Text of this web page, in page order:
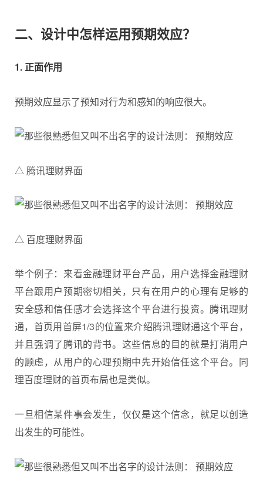
二、设计中怎样运用预期效应？
1. 正面作用
预期效应显示了预知对行为和感知的响应很大。
△ 腾讯理财界面
△ 百度理财界面
举个例子：来看金融理财平台产品，用户选择金融理财
平台跟用户预期密切相关，只有在用户的心理有足够的
安全感和信任感才会选择这个平台进行投资。腾讯理财
通，首页用首屏1/3的位置来介绍腾讯理财通这个平台，
并且强调了腾讯的背书。这些信息的目的就是打消用户
的顾虑，从用户的心理预期中先开始信任这个平台。同
理百度理财的首页布局也是类似。
一旦相信某件事会发生，仅仅是这个信念，就足以创造
出发生的可能性。